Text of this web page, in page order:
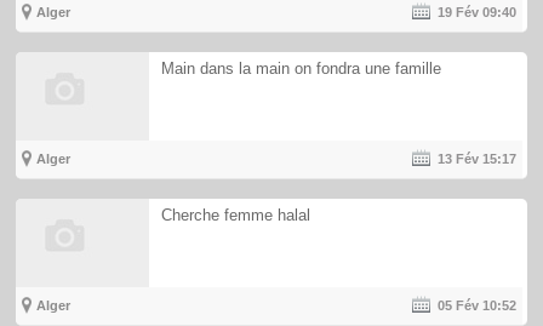
Alger 19 Fév09:40
Main dans la main on fondra une famille
Alger 13 Fév15:17
Cherche femme halal
Alger 05 Fév10:52